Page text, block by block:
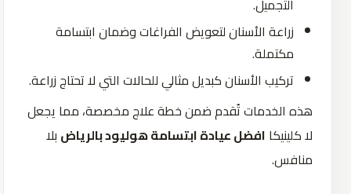
التجميل.
زراعة الأسنان لتعويض الفراغات وضمان ابتسامة
مكتملة.
تركيب الأسنان كبديل مثالي للحالات التي لا تحتاج زراعة.
هذه الخدمات تُقدم ضمن خطة علاج مخصصة، مما يجعل
لا كلينيكا افضل عيادة ابتسامة هوليود بالرياض بلا
منافس.